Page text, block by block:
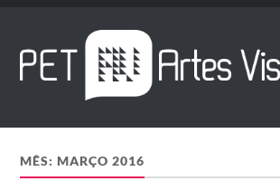
MÊS:MARÇO 2016